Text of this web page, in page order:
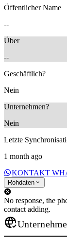
Öffentlicher Name
--
Über
--
Geschäftlich?
Nein
Unternehmen?
Nein
Letzte
1 month ago
KONTAKT
Rohdaten
No response, the
contact adding.